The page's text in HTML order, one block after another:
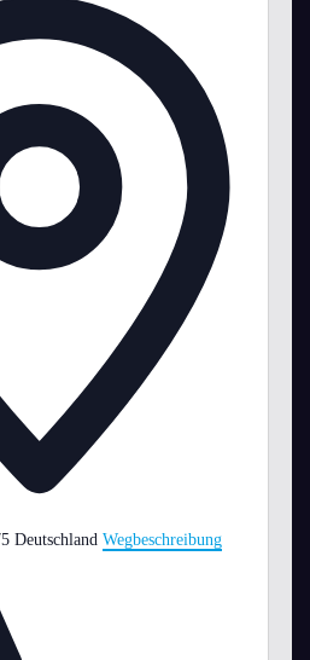
Deutschland Wegbeschreibung